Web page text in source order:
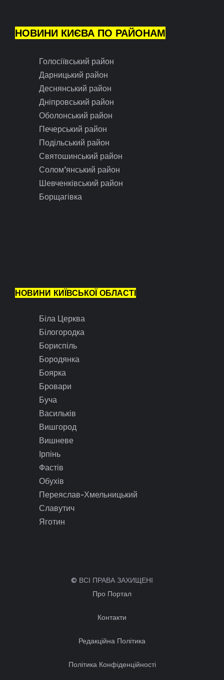
НОВИНИ КИЄВА ПО РАЙОНАМ
Голосіївський район
Дарницький район
Деснянський район
Дніпровський район
Оболонський район
Печерський район
Подільський район
Святошинський район
Солом’янський район
Шевченківський район
Борщагівка
НОВИНИ КИЇВСЬКОЇ ОБЛАСТІ
Біла Церква
Білогородка
Бориспіль
Бородянка
Боярка
Бровари
Буча
Васильків
Вишгород
Вишневе
Ірпінь
Фастів
Обухів
Переяслав-Хмельницький
Славутич
Яготин
© ВСІ ПРАВА ЗАХИЩЕНІ
Про Портал
Контакти
Редакційна Політика
Політика Конфіденційності